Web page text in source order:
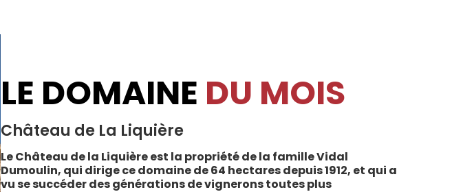
LE DOMAINE DU MOIS
Château de La Liquière
Le Château de la Liquière est la propriété de la famille Vidal
Dumoulin, qui dirige ce domaine de 64 hectares depuis 1912, et qui a
vu se succéder des générations de vignerons toutes plus